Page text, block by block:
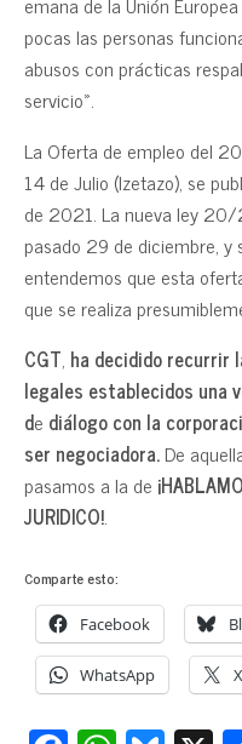
pocas las personas
abusos con prácticas
servicio».
La Oferta de empleo del
14 de Julio (Izetazo), se
de 2021. La nueva ley 20/
pasado 29 de diciembre, y
entendemos que esta
que se realiza
CGT, ha decidido recurrir
legales establecidos una
de diálogo con la
ser negociadora.De
pasamos a la de
JURIDICO!.
Comparte esto:
Facebook
WhatsApp X